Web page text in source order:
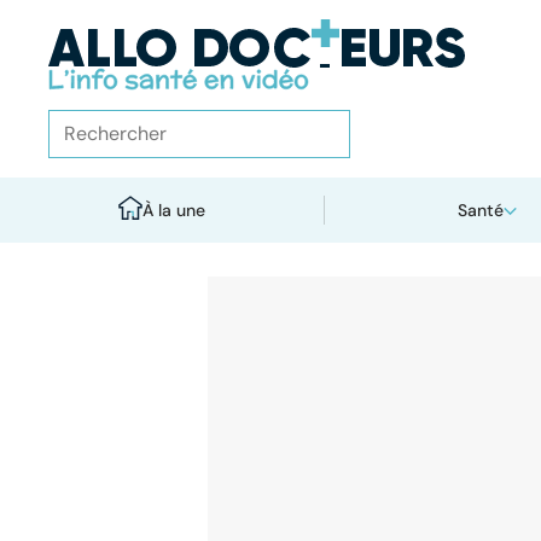
À la une Santé